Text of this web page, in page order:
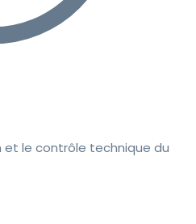
le contrôle technique du